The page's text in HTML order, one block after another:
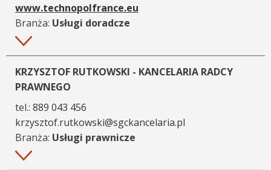
www.technopolfrance.eu
Branża: Usługi doradcze
Więcej
KRZYSZTOF RUTKOWSKI - KANCELARIA RADCY
PRAWNEGO
tel.: 889 043 456
krzysztof.rutkowski@sgckancelaria.pl
Branża: Usługi prawnicze
Więcej